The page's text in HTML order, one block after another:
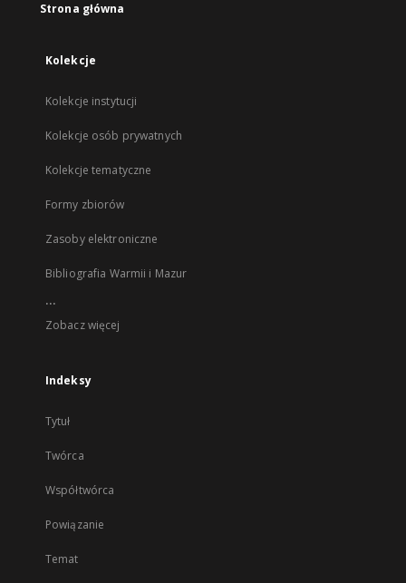
Strona główna
Kolekcje
Kolekcje instytucji
Kolekcje osób prywatnych
Kolekcje tematyczne
Formy zbiorów
Zasoby elektroniczne
Bibliografia Warmii i Mazur
...
Zobacz więcej
Indeksy
Tytuł
Twórca
Współtwórca
Powiązanie
Temat